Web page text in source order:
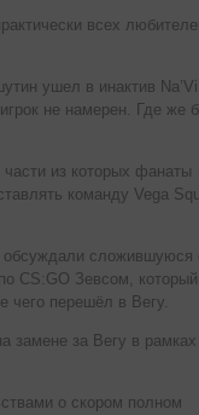
всех
ушел в инактив
не намерен. Где же
из которых фанаты
команду Vega
обсуждали сложившуюся
CS:GO Зевсом,
чего перешёл в Вегу.
замене за Вегу в
о скором полном